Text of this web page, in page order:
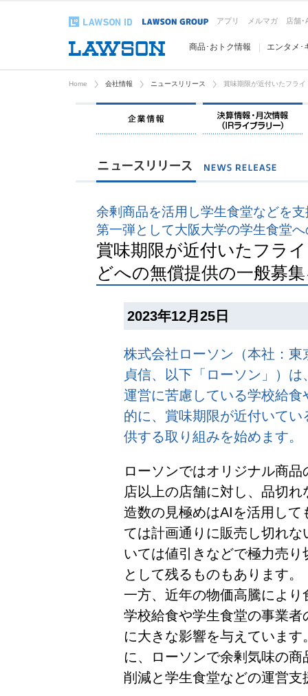
アプリ メルマガ 店舗･
商品･おトク情報 エンタメ･
Home 会社情報 ニュースリリース 賞味期限が近付いたフラ
企業情報
余剰商品を活用し学生食堂などを支
第一弾として大阪大学の学生食堂
賞味期限が近付いたフラ
どへの無償提供の一般募
2023年12月25日
株式会社ローソン（本社：
貞信、以下「ローソン」）
運営に苦慮している学校給
的に、賞味期限が近付いて
供する取り組みを始めます。
ローソンではオリジナル商
店以上の店舗に対し、品切
造数の見極めはAIを活用し
ては計画通りに販売し切れ
いては値引きなどで極力売
として残るものもあります。
一方、近年の物価高騰によ
学校給食や学生食堂の事業
に大きな影響を与えていま
に、ローソンで余剰気味の
削減と学生食堂などの運営